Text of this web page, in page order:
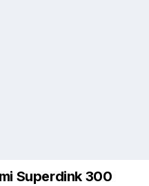
Superdink 300